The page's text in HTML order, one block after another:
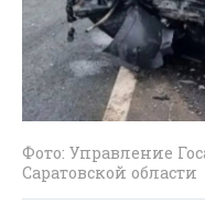
Фото: Управление
Саратовской области